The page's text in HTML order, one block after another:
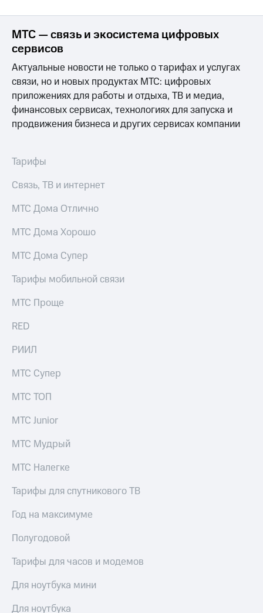
тарифом
Тарифы
ТВ и телефон
для дома
Услуги
Домашнее
ТВ
Домашний
в МТС
и подписки
МТС
Premium
на гигабайты
интернета,
фильмы,
и многое
группа
Скидка
общие
подписки
и услуги,
доступ
к геолокации
приложение
МТС
Акции
Видеонаблюдение
для дома
149 ₽/
мес
Подписка
на гигабайты
интернета,
музыка
и многое
другое
группа
Скидка
к геолокации
Сертификаты
безопасности
Всё
под
рукой
в Мой МТС
Посмотрите,
что
есть
в нашем
приложении
КИОН
КИОН
МТС — связь и экосистема цифровых
сервисов
Актуальные новости не только о тарифах и услугах
связи, но и новых продуктах МТС: цифровых
приложениях для работы и отдыха, ТВ и медиа,
финансовых сервисах, технологиях для запуска и
продвижения бизнеса и других сервисах компании
Тарифы
Связь, ТВ и интернет
МТС Дома Отлично
МТС Дома Хорошо
МТС Дома Супер
Тарифы мобильной связи
МТС Проще
RED
РИИЛ
МТС Супер
МТС ТОП
МТС Junior
МТС Мудрый
МТС Налегке
Тарифы для спутникового ТВ
Год на максимуме
Полугодовой
Тарифы для часов и модемов
Для ноутбука мини
Для ноутбука